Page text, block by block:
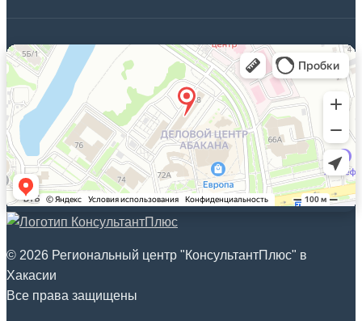
© 2026 Региональный центр "КонсультантПлюс" в
Хакасии
Все права защищены